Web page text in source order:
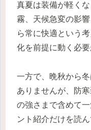
真夏は装備が軽く
霧、天候急変の影
ら常に快適という
化を前提に動く必要
一方で、晩秋から
ありませんが、防
の強さまで含めて
ント紹介だけを読